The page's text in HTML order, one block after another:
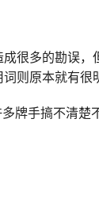
很多的勘误
则原本就有很
牌手搞不清楚